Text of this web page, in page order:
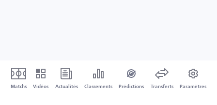
Matchs Vidéos Actualités Classements Prédictions Transferts Paramètres